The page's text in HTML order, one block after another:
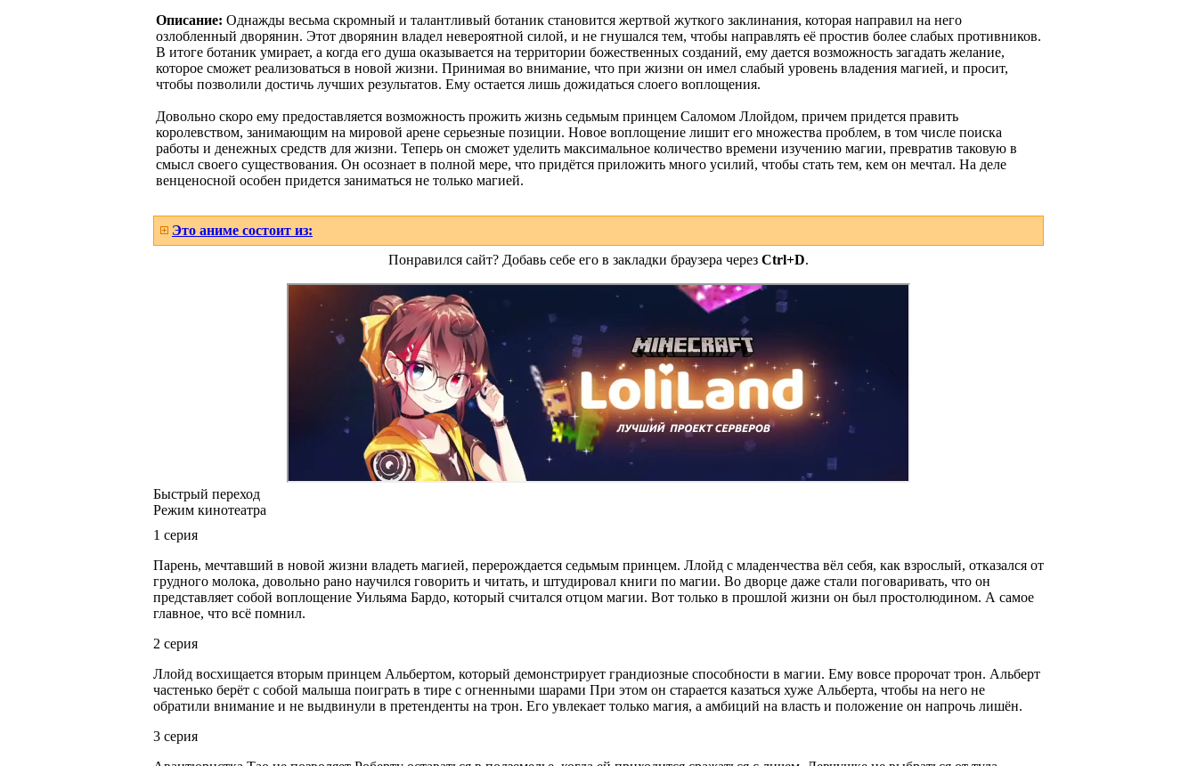
Описание: Однажды весьма скромный и талантливый ботаник становится жертвой жуткого заклинания, которая направил на него
озлобленный дворянин. Этот дворянин владел невероятной силой, и не гнушался тем, чтобы направлять её простив более слабых противников.
В итоге ботаник умирает, а когда его душа оказывается на территории божественных созданий, ему дается возможность загадать желание,
которое сможет реализоваться в новой жизни. Принимая во внимание, что при жизни он имел слабый уровень владения магией, и просит,
чтобы позволили достичь лучших результатов. Ему остается лишь дожидаться слоего воплощения.
Довольно скоро ему предоставляется возможность прожить жизнь седьмым принцем Саломом Ллойдом, причем придется править
королевством, занимающим на мировой арене серьезные позиции. Новое воплощение лишит его множества проблем, в том числе поиска
работы и денежных средств для жизни. Теперь он сможет уделить максимальное количество времени изучению магии, превратив таковую в
смысл своего существования. Он осознает в полной мере, что придётся приложить много усилий, чтобы стать тем, кем он мечтал. На деле
венценосной особен придется заниматься не только магией.
Это аниме состоит из:
Понравился сайт? Добавь себе его в закладки браузера через Ctrl+D.
Быстрый переход
Режим кинотеатра
1 серия
Парень, мечтавший в новой жизни владеть магией, перерождается седьмым принцем. Ллойд с младенчества вёл себя, как взрослый, отказался от
грудного молока, довольно рано научился говорить и читать, и штудировал книги по магии. Во дворце даже стали поговаривать, что он
представляет собой воплощение Уильяма Бардо, который считался отцом магии. Вот только в прошлой жизни он был простолюдином. А самое
главное, что всё помнил.
2 серия
Ллойд восхищается вторым принцем Альбертом, который демонстрирует грандиозные способности в магии. Ему вовсе пророчат трон. Альберт
частенько берёт с собой малыша поиграть в тире с огненными шарами При этом он старается казаться хуже Альберта, чтобы на него не
обратили внимание и не выдвинули в претенденты на трон. Его увлекает только магия, а амбиций на власть и положение он напрочь лишён.
3 серия